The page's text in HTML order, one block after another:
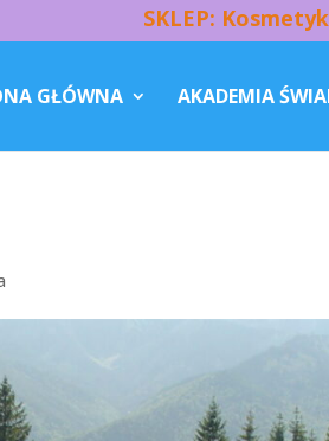
SKLEP:
GŁÓWNA AKADEMIA